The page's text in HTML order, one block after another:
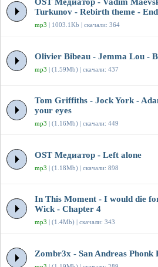
OST Медиатор - Vadim
Turkunov - Rebirth theme -
mp3 | 1003.1Kb | скачали: 364
Olivier Bibeau - Jemma Lou -
mp3 | (1.59Mb) | скачали: 437
Tom Griffiths - Jock York -
your eyes
mp3 | (1.16Mb) | скачали: 449
OST Медиатор - Left alone
mp3 | (1.18Mb) | скачали: 898
In This Moment - I would die
Wick - Chapter 4
mp3 | (1.4Mb) | скачали: 343
Zombr3x - San Andreas Phonk